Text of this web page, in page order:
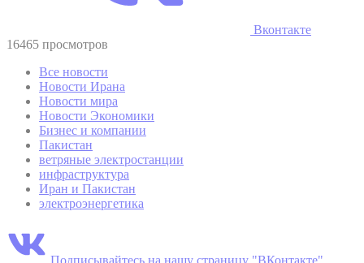
Вконтакте
16465 просмотров
Все новости
Новости Ирана
Новости мира
Новости Экономики
Бизнес и компании
Пакистан
ветряные электростанции
инфраструктура
Иран и Пакистан
электроэнергетика
Подписывайтесь на нашу страницу "ВКонтакте"